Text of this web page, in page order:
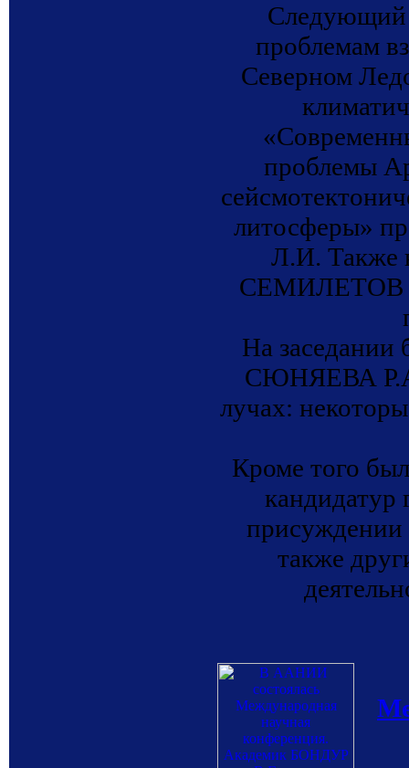
Следующий
проблемам
Северном
проблемы
литосферы»
Л.И. Также
СЕМИЛЕТОВ
На заседании
СЮНЯЕВА Р.А.
лучах:
Кроме того
кандидатур
также